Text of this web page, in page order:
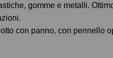
gomme e metalli.
con panno, con pennello